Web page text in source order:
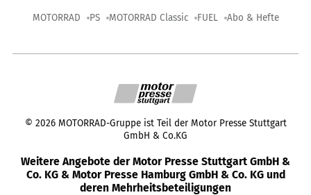
MOTORRAD PS MOTORRAD Classic FUEL Abo & Hefte
© 2026 MOTORRAD-Gruppe ist Teil der Motor Presse Stuttgart
GmbH & Co.KG
Weitere Angebote der Motor Presse Stuttgart GmbH &
Co. KG & Motor Presse Hamburg GmbH & Co. KG und
deren Mehrheitsbeteiligungen